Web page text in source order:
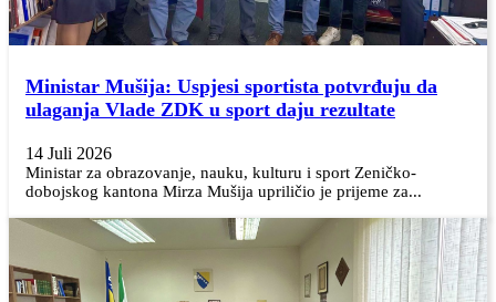
Ministar Mušija: Uspjesi sportista potvrđuju da
ulaganja Vlade ZDK u sport daju rezultate
14 Juli 2026
Ministar za obrazovanje, nauku, kulturu i sport Zeničko-
dobojskog kantona Mirza Mušija upriličio je prijeme za...